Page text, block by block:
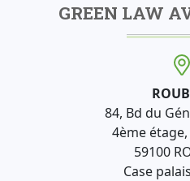
GREEN LAW
84, Bd du
4ème
59100
Case